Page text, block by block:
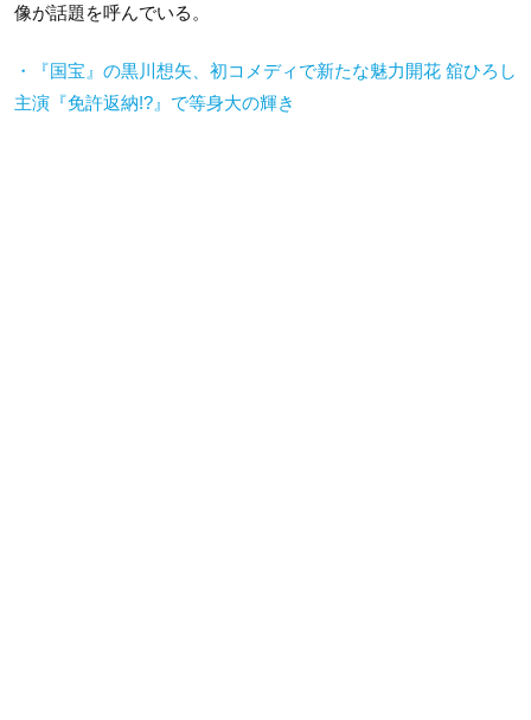
像が話題を呼んでいる。
・『国宝』の黒川想矢、初コメディで新たな魅力開花 舘ひろし
主演『免許返納!?』で等身大の輝き